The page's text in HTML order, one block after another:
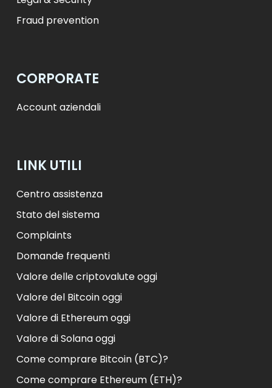
Fraud prevention
CORPORATE
Account aziendali
LINK UTILI
Centro assistenza
Stato del sistema
Complaints
Domande frequenti
Valore delle criptovalute oggi
Valore del Bitcoin oggi
Valore di Ethereum oggi
Valore di Solana oggi
Come comprare Bitcoin (BTC)?
Come comprare Ethereum (ETH)?